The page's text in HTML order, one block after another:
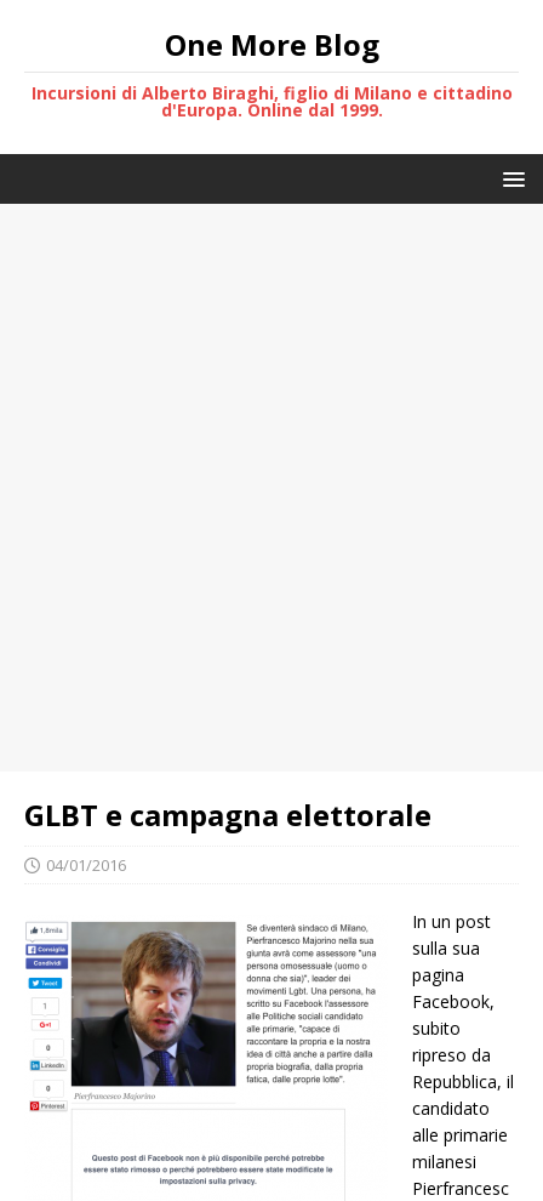
One More Blog
Incursioni di Alberto Biraghi, figlio di Milano e cittadino
d'Europa. Online dal 1999.
GLBT e campagna elettorale
04/01/2016
In un post
sulla sua
pagina
Facebook,
subito
ripreso da
Repubblica, il
candidato
alle primarie
milanesi
Pierfrancesc